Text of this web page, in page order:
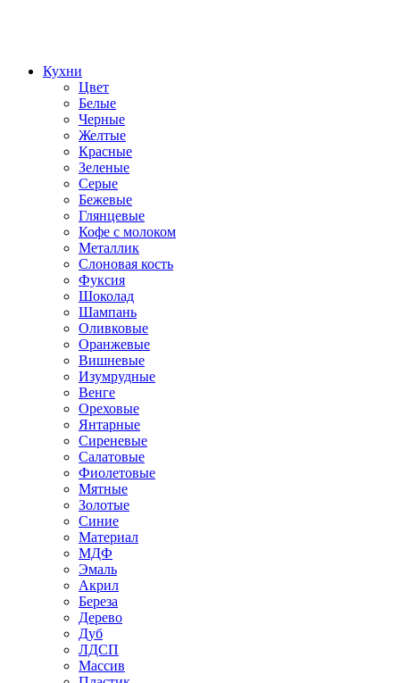
Кухни
Цвет
Белые
Черные
Желтые
Красные
Зеленые
Серые
Бежевые
Глянцевые
Кофе с молоком
Металлик
Слоновая кость
Фуксия
Шоколад
Шампань
Оливковые
Оранжевые
Вишневые
Изумрудные
Венге
Ореховые
Янтарные
Сиреневые
Салатовые
Фиолетовые
Мятные
Золотые
Синие
Материал
МДФ
Эмаль
Акрил
Береза
Дерево
Дуб
ЛДСП
Массив